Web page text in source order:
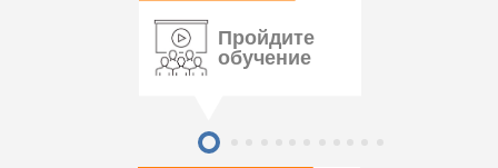
Пройдите
обучение